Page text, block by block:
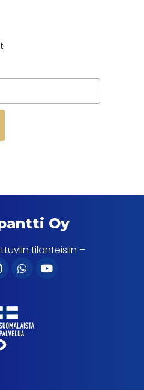
Oy
tilanteisiin –